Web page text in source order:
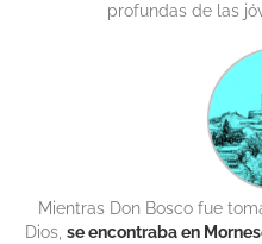
profundas de las
Mientras Don Bosco fue
Dios, se encontraba en